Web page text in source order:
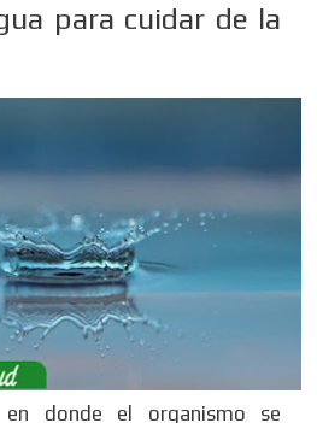
para cuidar de la
en donde el organismo se